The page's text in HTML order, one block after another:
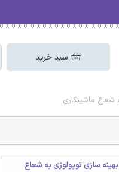
سبد خرید
شعاع ماشینکاری
سازی توپولوژی به شعاع